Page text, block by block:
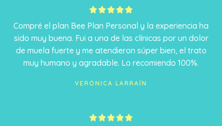
5
Compré el plan Bee Plan Personal y la experiencia ha
sido muy buena. Fui a una de las clínicas por un dolor
de muela fuerte y me atendieron súper bien, el trato
muy humano y agradable. Lo recomiendo 100%.
VERÓNICA LARRAÍN
5